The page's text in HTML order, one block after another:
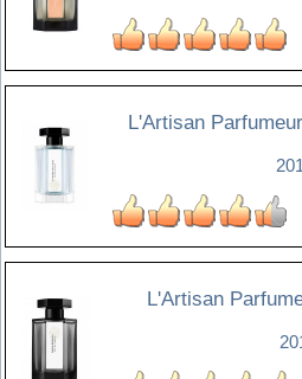
L'Artisan
L'Artisan